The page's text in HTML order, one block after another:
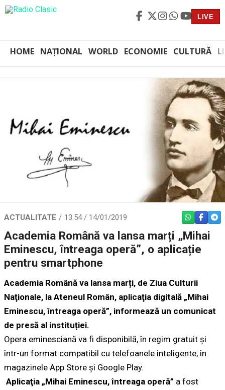
LIVE
HOME NAȚIONAL WORLD ECONOMIE CULTURĂ
ACTUALITATE 13:54 / 14/01/2019 WHATSAPP
Academia Română va lansa marți „Mihai
Eminescu, întreaga operă”, o aplicație
pentru smartphone
Academia Română va lansa marți, de Ziua Culturii
Naţionale, la Ateneul Român, aplicaţia digitală „Mihai
Eminescu, întreaga operă”, informează un comunicat
de presă al instituției.
Opera eminesciană va fi disponibilă, în regim gratuit şi
într-un format compatibil cu telefoanele inteligente, în
magazinele App Store şi Google Play.
Aplicaţia „Mihai Eminescu, întreaga operă” a fost